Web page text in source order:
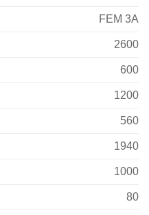
FEM 3A
2600
600
1200
560
1940
1000
80